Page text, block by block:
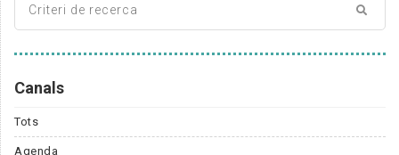
Canals
Tots
Agenda